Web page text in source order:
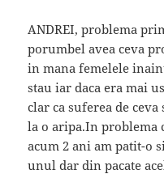
ANDREI, problema
porumbel avea ceva
in mana femelele
stau iar daca era mai
clar ca suferea de
la o aripa.In problema
acum 2 ani am patit-o
unul dar din pacate